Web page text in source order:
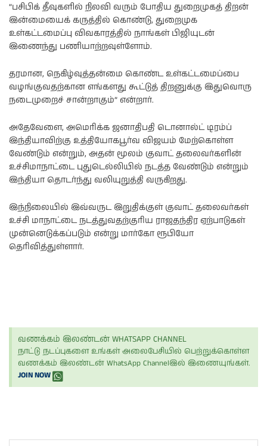
“பசிபிக் தீவுகளில் நிலவி வரும் போதிய துறைமுகத் திறன்
இன்மையைக் கருத்தில் கொண்டு, துறைமுக
உள்கட்டமைப்பு விவகாரத்தில் நாங்கள் பிஜியுடன்
இணைந்து பணியாற்றவுள்ளோம்.
தரமான, நெகிழ்வுத்தன்மை கொண்ட உள்கட்டமைப்பை
வழங்குவதற்கான எங்களது கூட்டுத் திறனுக்கு இதுவொரு
நடைமுறைச் சான்றாகும்” என்றார்.
அதேவேளை, அமெரிக்க ஜனாதிபதி டொனால்ட் டிரம்ப்
இந்தியாவிற்கு உத்தியோகபூர்வ விஜயம் மேற்கொள்ள
வேண்டும் என்றும், அதன் மூலம் குவாட் தலைவர்களின்
உச்சிமாநாட்டை புதுடெல்லியில் நடத்த வேண்டும் என்றும்
இந்தியா தொடர்ந்து வலியுறுத்தி வருகிறது.
இந்நிலையில் இவ்வருட இறுதிக்குள் குவாட் தலைவர்கள்
உச்சி மாநாட்டை நடத்துவதற்குரிய ராஜதந்திர ஏற்பாடுகள்
முன்னெடுக்கப்படும் என்று மார்கோ ரூபியோ
தெரிவித்துள்ளார்.
வணக்கம் இலண்டன் WHATSAPP CHANNEL
நாட்டு நடப்புகளை உங்கள் அலைபேசியில் பெற்றுக்கொள்ள
வணக்கம் இலண்டன் WhatsApp Channelஇல் இணையுங்கள்.
JOIN NOW